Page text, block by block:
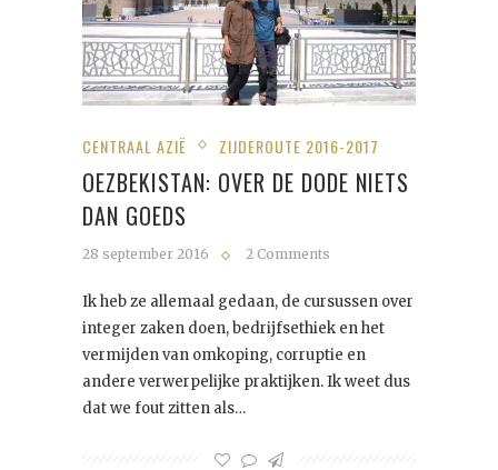
CENTRAAL AZIË ZIJDEROUTE 2016-2017
OEZBEKISTAN: OVER DE DODE NIETS
DAN GOEDS
28 september 2016 2 Comments
Ik heb ze allemaal gedaan, de cursussen over
integer zaken doen, bedrijfsethiek en het
vermijden van omkoping, corruptie en
andere verwerpelijke praktijken. Ik weet dus
dat we fout zitten als…